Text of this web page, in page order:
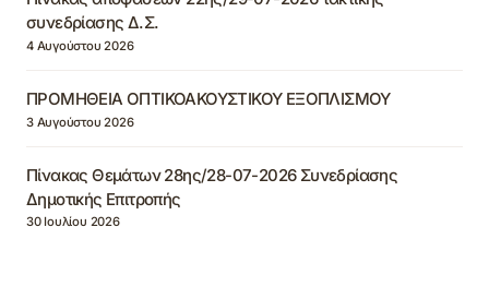
συνεδρίασης Δ.Σ.
4 Αυγούστου 2026
ΠΡΟΜΗΘΕΙΑ ΟΠΤΙΚΟΑΚΟΥΣΤΙΚΟΥ ΕΞΟΠΛΙΣΜΟΥ
3 Αυγούστου 2026
Πίνακας Θεμάτων 28ης/28-07-2026 Συνεδρίασης
Δημοτικής Επιτροπής
30 Ιουλίου 2026